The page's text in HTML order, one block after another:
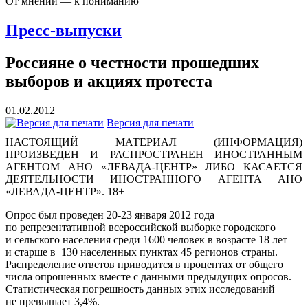
Пресс-выпуски
Россияне о честности прошедших
выборов и акциях протеста
01.02.2012
Версия для печати
НАСТОЯЩИЙ МАТЕРИАЛ (ИНФОРМАЦИЯ)
ПРОИЗВЕДЕН И РАСПРОСТРАНЕН ИНОСТРАННЫМ
АГЕНТОМ АНО «ЛЕВАДА-ЦЕНТР» ЛИБО КАСАЕТСЯ
ДЕЯТЕЛЬНОСТИ ИНОСТРАННОГО АГЕНТА АНО
«ЛЕВАДА-ЦЕНТР». 18+
Опрос был проведен 20-23 января 2012 года
по репрезентативной всероссийской выборке городского
и сельского населения среди 1600 человек в возрасте 18 лет
и старше в 130 населенных пунктах 45 регионов страны.
Распределение ответов приводится в процентах от общего
числа опрошенных вместе с данными предыдущих опросов.
Статистическая погрешность данных этих исследований
не превышает 3,4%.